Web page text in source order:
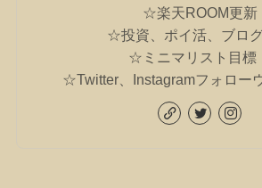
☆楽天ROOM更新
☆投資、ポイ活、ブロ
☆ミニマリスト目標
☆Twitter、Instagramフォロー